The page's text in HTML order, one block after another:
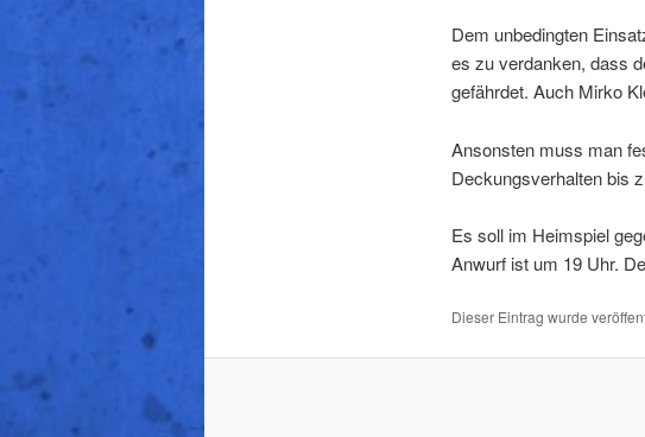
Dem unbedingten
es zu verdanken, dass
gefährdet. Auch Mirko
Ansonsten muss man
Deckungsverhalten bis
Es soll im Heimspiel
Anwurf ist um 19 Uhr.
Dieser Eintrag wurde